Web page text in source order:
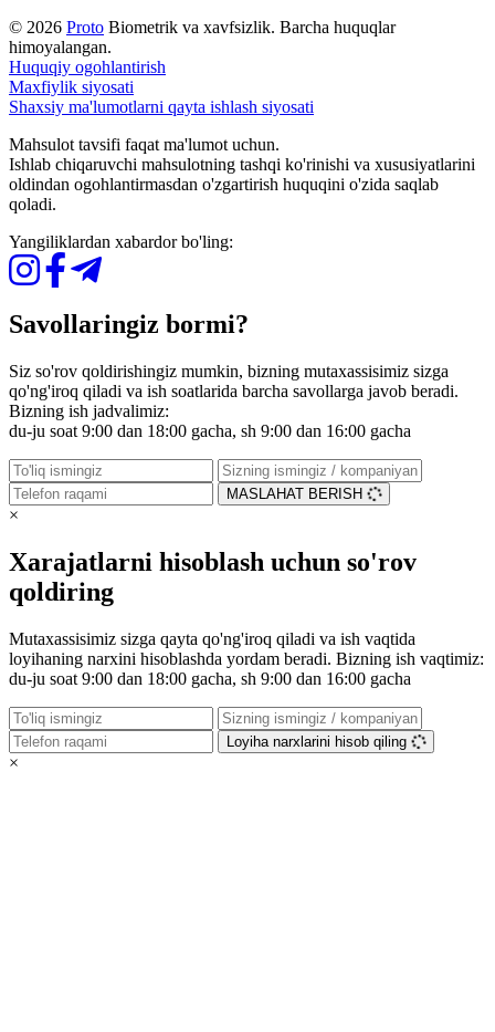
© 2026 Proto Biometrik va xavfsizlik. Barcha huquqlar
himoyalangan.
Huquqiy ogohlantirish
Maxfiylik siyosati
Shaxsiy ma'lumotlarni qayta ishlash siyosati
Mahsulot tavsifi faqat ma'lumot uchun.
Ishlab chiqaruvchi mahsulotning tashqi ko'rinishi va xususiyatlarini
oldindan ogohlantirmasdan o'zgartirish huquqini o'zida saqlab
qoladi.
Yangiliklardan xabardor bo'ling:
Savollaringiz bormi?
Siz so'rov qoldirishingiz mumkin, bizning mutaxassisimiz sizga
qo'ng'iroq qiladi va ish soatlarida barcha savollarga javob beradi.
Bizning ish jadvalimiz:
du-ju soat 9:00 dan 18:00 gacha, sh 9:00 dan 16:00 gacha
MASLAHAT BERISH
×
Xarajatlarni hisoblash uchun so'rov
qoldiring
Mutaxassisimiz sizga qayta qo'ng'iroq qiladi va ish vaqtida
loyihaning narxini hisoblashda yordam beradi. Bizning ish vaqtimiz:
du-ju soat 9:00 dan 18:00 gacha, sh 9:00 dan 16:00 gacha
Loyiha narxlarini hisob qiling
×